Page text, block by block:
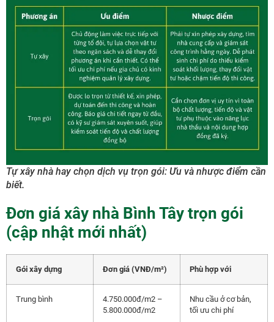
Tự xây nhà hay chọn dịch vụ trọn gói: Ưu và nhược điểm cần
biết.
Đơn giá xây nhà Bình Tây trọn gói
(cập nhật mới nhất)
Gói xây dựng Đơn giá (VNĐ/m²) Phù hợp với
Trung bình
4.750.000đ/m2 –
5.800.000đ/m2
Nhu cầu ở cơ bản,
tối ưu chi phí